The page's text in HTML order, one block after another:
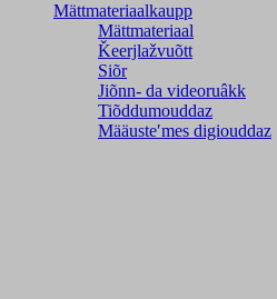
Mättmateriaalkaupp
Mättmateriaal
Ǩeerjlažvuõtt
Siõr
Jiõnn- da videoruâkk
Tiõddumouddaz
Määusteʹmes digiouddaz